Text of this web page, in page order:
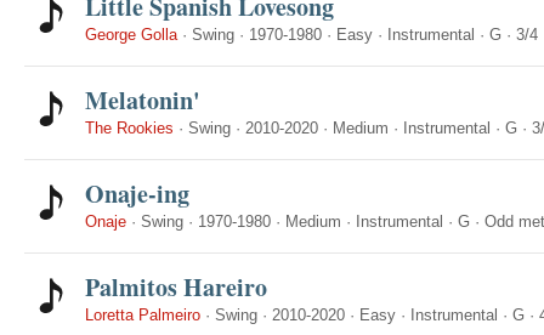
George Golla· Swing · 1970-1980 · Easy · Instrumental · G · 3/4
Melatonin'
The Rookies · Swing · 2010-2020 · Medium · Instrumental · G ·
Onaje-ing
Onaje · Swing · 1970-1980 · Medium · Instrumental · G · Odd
Palmitos Hareiro
Loretta Palmeiro · Swing · 2010-2020 · Easy · Instrumental · G ·